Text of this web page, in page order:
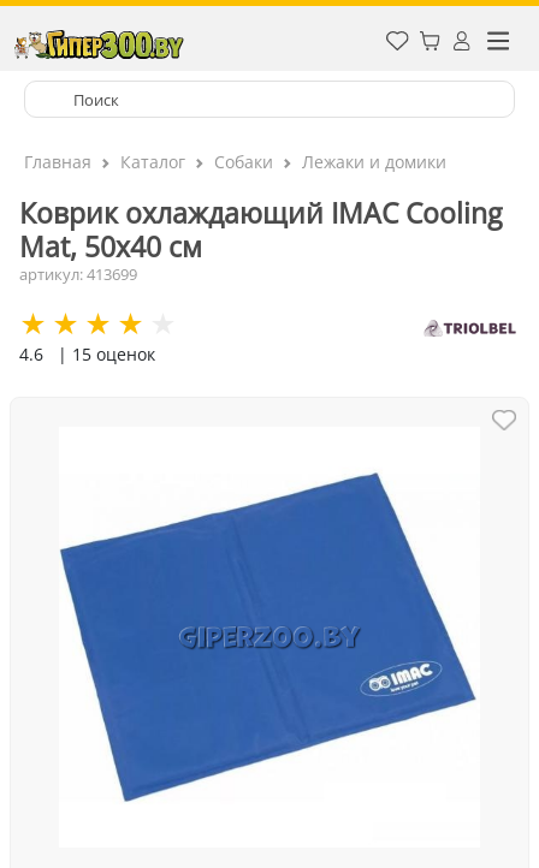
Главная Каталог Собаки Лежаки и домики
Коврик охлаждающий IMAC Cooling
Mat, 50x40 см
артикул: 413699
4.6 | 15 оценок